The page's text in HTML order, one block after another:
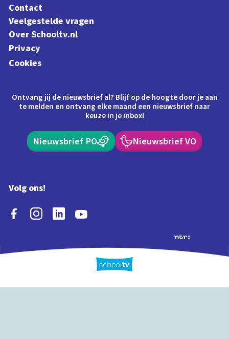
Contact
Veelgestelde vragen
Over Schooltv.nl
Privacy
Cookies
Ontvang jij de nieuwsbrief al? Blijf op de hoogte door je aan
te melden en ontvang elke maand een nieuwsbrief naar
keuze in je inbox!
Nieuwsbrief PO Nieuwsbrief VO
Volg ons!